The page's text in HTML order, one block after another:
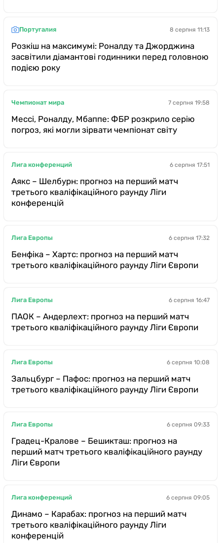
Португалия 8 серпня 11:13
Розкіш на максимумі: Роналду та Джорджина
засвітили діамантові годинники перед головною
подією року
Чемпионат мира 7 серпня 19:58
Мессі, Роналду, Мбаппе: ФБР розкрило серію
погроз, які могли зірвати чемпіонат світу
Лига конференций 6 серпня 17:51
Аякс – Шелбурн: прогноз на перший матч
третього кваліфікаційного раунду Ліги
конференцій
Лига Европы 6 серпня 17:32
Бенфіка – Хартс: прогноз на перший матч
третього кваліфікаційного раунду Ліги Європи
Лига Европы 6 серпня 16:47
ПАОК – Андерлехт: прогноз на перший матч
третього кваліфікаційного раунду Ліги Європи
Лига Европы 6 серпня 10:08
Зальцбург – Пафос: прогноз на перший матч
третього кваліфікаційного раунду Ліги Європи
Лига Европы 6 серпня 09:33
Градец-Кралове – Бешикташ: прогноз на
перший матч третього кваліфікаційного раунду
Ліги Європи
Лига конференций 6 серпня 09:05
Динамо – Карабах: прогноз на перший матч
третього кваліфікаційного раунду Ліги
конференцій